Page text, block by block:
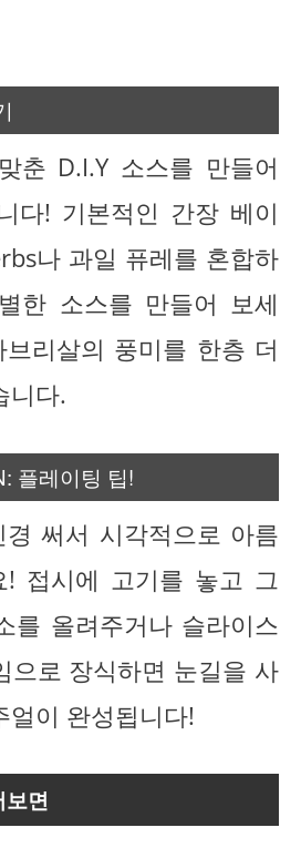
춘 D.I.Y 소스를 만들어
다! 기본적인 간장 베이
나 과일 퓨레를 혼합하
한 소스를 만들어 보세
리살의 풍미를 한층 더
니다.
플레이팅 팁!
써서 시각적으로 아름
! 접시에 고기를 놓고 그
를 올려주거나 슬라이스
으로 장식하면 눈길을 사
얼이 완성됩니다!
면